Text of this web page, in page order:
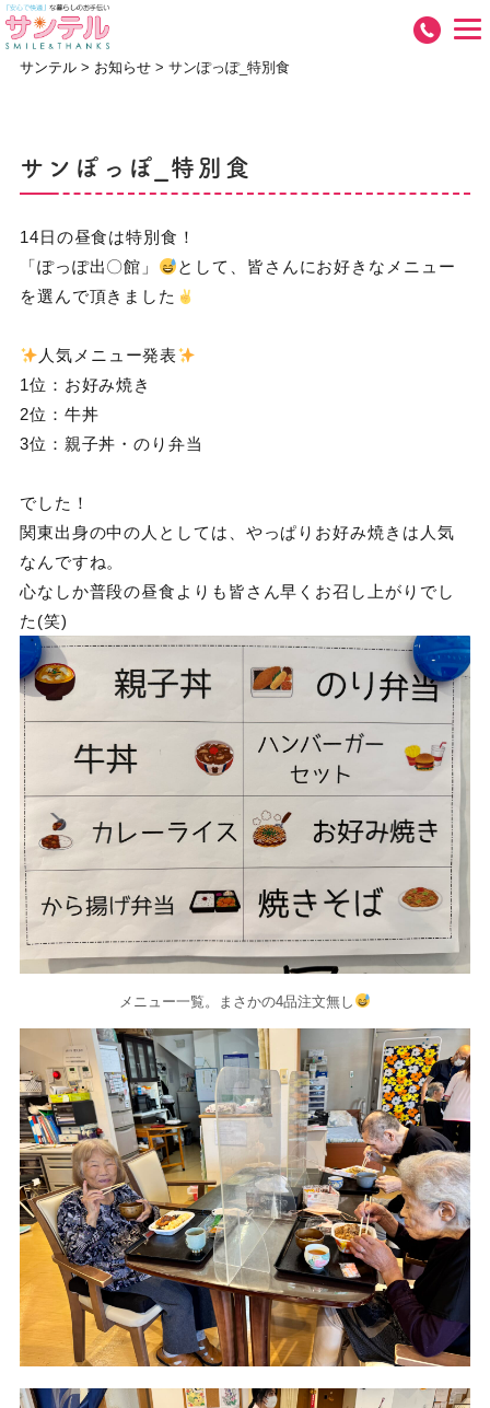
サンテル> お知らせ> サンぽっぽ_特別食
サンぽっぽ_特別食
14日の昼食は特別食！
「ぽっぽ出〇館」
として、皆さんにお好きなメニュー
を選んで頂きました
人気メニュー発表
1位：お好み焼き
2位：牛丼
3位：親子丼・のり弁当
でした！
関東出身の中の人としては、やっぱりお好み焼きは人気
なんですね。
心なしか普段の昼食よりも皆さん早くお召し上がりでし
た(笑)
メニュー一覧。まさかの4品注文無し